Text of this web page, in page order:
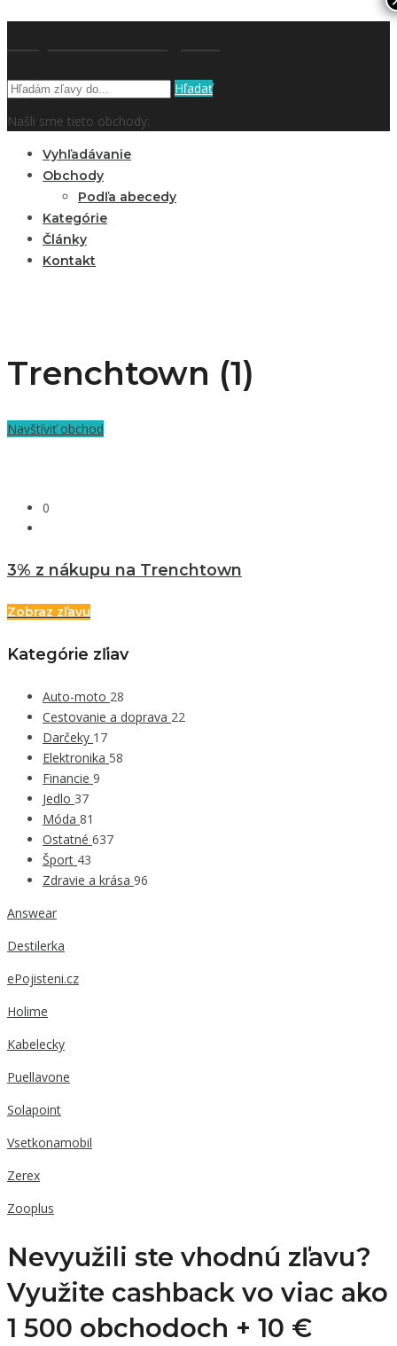
Hľadať
Našli sme tieto obchody:
Vyhľadávanie
Obchody
Podľa abecedy
Kategórie
Články
Kontakt
Trenchtown (1)
Navštíviť obchod
0
3% z nákupu na Trenchtown
Zobraz zľavu
Kategórie zľiav
Auto-moto 28
Cestovanie a doprava 22
Darčeky 17
Elektronika 58
Financie 9
Jedlo 37
Móda 81
Ostatné 637
Šport 43
Zdravie a krása 96
Answear
Destilerka
ePojisteni.cz
Holime
Kabelecky
Puellavone
Solapoint
Vsetkonamobil
Zerex
Zooplus
Nevyužili ste vhodnú zľavu?
Využite cashback vo viac ako
1 500 obchodoch + 10 €